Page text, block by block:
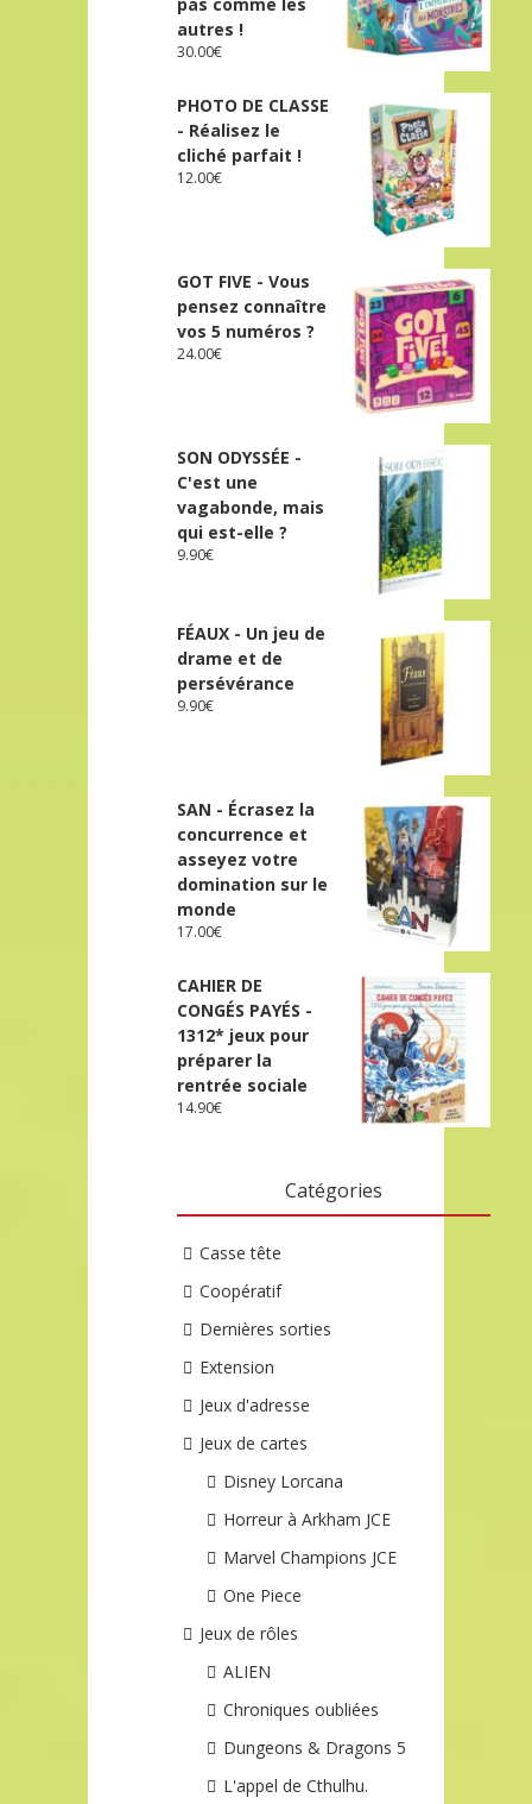
autres !
30.00€
PHOTO DE CLASSE
- Réalisez le
cliché parfait !
12.00€
GOT FIVE - Vous
pensez connaître
vos 5 numéros ?
24.00€
SON ODYSSÉE -
C'est une
vagabonde, mais
qui est-elle ?
9.90€
FÉAUX - Un jeu de
drame et de
persévérance
9.90€
SAN - Écrasez la
concurrence et
asseyez votre
domination sur le
monde
17.00€
CAHIER DE
CONGÉS PAYÉS -
1312* jeux pour
préparer la
rentrée sociale
14.90€
Catégories
Casse tête
Coopératif
Dernières sorties
Extension
Jeux d'adresse
Jeux de cartes
Disney Lorcana
Horreur à Arkham JCE
Marvel Champions JCE
One Piece
Jeux de rôles
ALIEN
Chroniques oubliées
Dungeons & Dragons 5
L'appel de Cthulhu.